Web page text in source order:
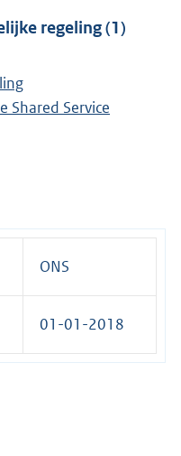
regeling (1)
Shared Service
ONS
01-01-2018